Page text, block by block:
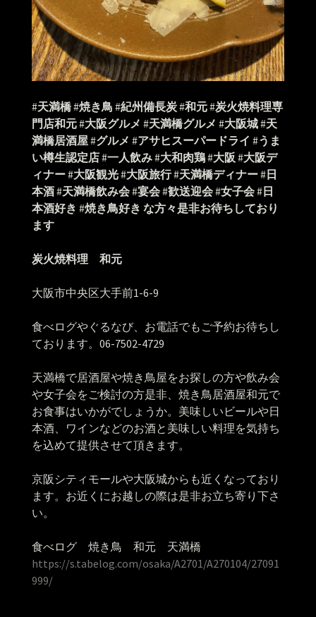
#天満橋#焼き鳥 #紀州備長炭#和元#炭火焼料理専
門店和元#大阪グルメ #天満橋グルメ #大阪城#天
満橋居酒屋#グルメ #アサヒスーパードライ #うま
い樽生認定店#一人飲み#大和肉鶏#大阪 #大阪デ
ィナー#大阪観光#大阪旅行#天満橋ディナー#日
本酒#天満橋飲み会#宴会#歓送迎会#女子会#日
本酒好き #焼き鳥好き な方々是非お待ちしており
ます
炭火焼料理 和元
大阪市中央区大手前1-6-9
食べログやぐるなび、お電話でもご予約お待ちし
ております。06-7502-4729
天満橋で居酒屋や焼き鳥屋をお探しの方や飲み会
や女子会をご検討の方是非、焼き鳥居酒屋和元で
お食事はいかがでしょうか。美味しいビールや日
本酒、ワインなどのお酒と美味しい料理を気持ち
を込めて提供させて頂きます。
京阪シティモールや大阪城からも近くなっており
ます。お近くにお越しの際は是非お立ち寄り下さ
い。
食べログ 焼き鳥 和元 天満橋
https://s.tabelog.com/osaka/A2701/A270104/27091
999/